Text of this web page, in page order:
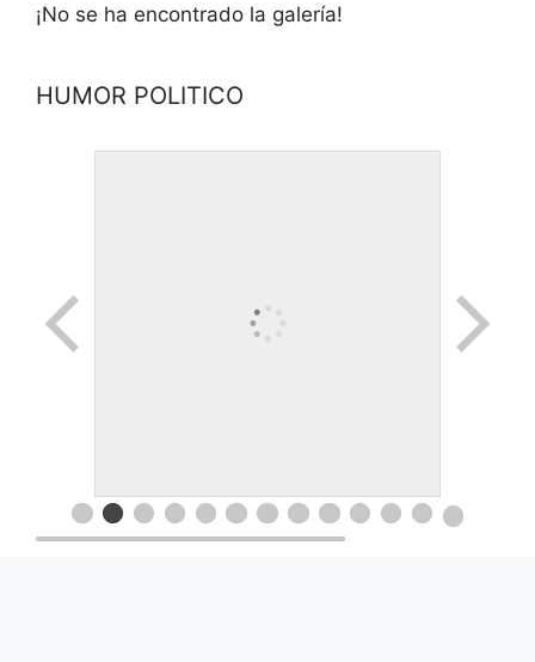
¡No se ha encontrado la galería!
HUMOR POLITICO